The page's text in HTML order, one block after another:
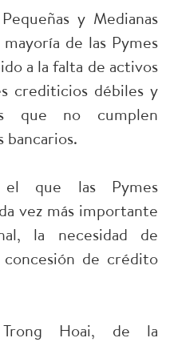
y Medianas
de las Pymes
a la falta de activos
crediticios débiles y
que no cumplen
que las Pymes
vez más importante
la necesidad de
de crédito
Hoai, de la